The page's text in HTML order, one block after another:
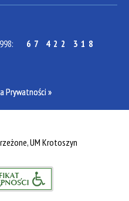
67 422 318
Prywatności »
UM Krotoszyn